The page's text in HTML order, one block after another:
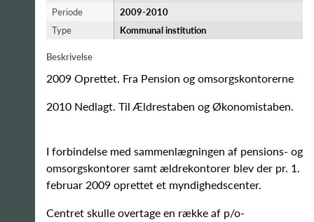
Periode
2009-​2010
Type
Kommunal institution
Beskrivelse
2009 Oprettet. Fra Pension og omsorgskontorerne
2010 Nedlagt. Til Ældrestaben og Økonomistaben.
I forbindelse med sammenlægningen af pensions- og
omsorgskontorer samt ældrekontorer blev der pr. 1.
februar 2009 oprettet et myndighedscenter.
Centret skulle overtage en række af p/o-